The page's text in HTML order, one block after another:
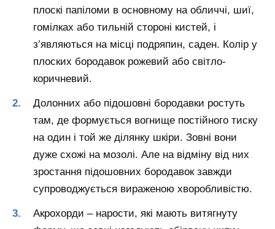
плоскі папіломи в основному на обличчі, шиї,
гомілках або тильній стороні кистей, і
з’являються на місці подряпин, саден. Колір у
плоских бородавок рожевий або світло-
коричневий.
Долонних або підошовні бородавки ростуть
там, де формується вогнище постійного тиску
на один і той же ділянку шкіри. Зовні вони
дуже схожі на мозолі. Але на відміну від них
зростання підошовних бородавок завжди
супроводжується вираженою хворобливістю.
Акрохорди – нарости, які мають витягнуту